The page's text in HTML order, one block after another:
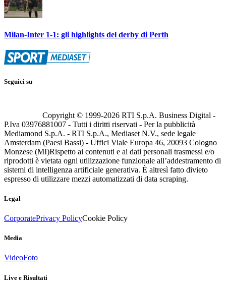
Milan-Inter 1-1: gli highlights del derby di Perth
Seguici su
Copyright © 1999-2026 RTI S.p.A. Business Digital -
P.Iva 03976881007 - Tutti i diritti riservati - Per la pubblicità
Mediamond S.p.A. - RTI S.p.A., Mediaset N.V., sede legale
Amsterdam (Paesi Bassi) - Uffici Viale Europa 46, 20093 Cologno
Monzese (MI)Rispetto ai contenuti e ai dati personali trasmessi e/o
riprodotti è vietata ogni utilizzazione funzionale all’addestramento di
sistemi di intelligenza artificiale generativa. È altresì fatto divieto
espresso di utilizzare mezzi automatizzati di data scraping.
Legal
CorporatePrivacy PolicyCookie Policy
Media
VideoFoto
Live e Risultati